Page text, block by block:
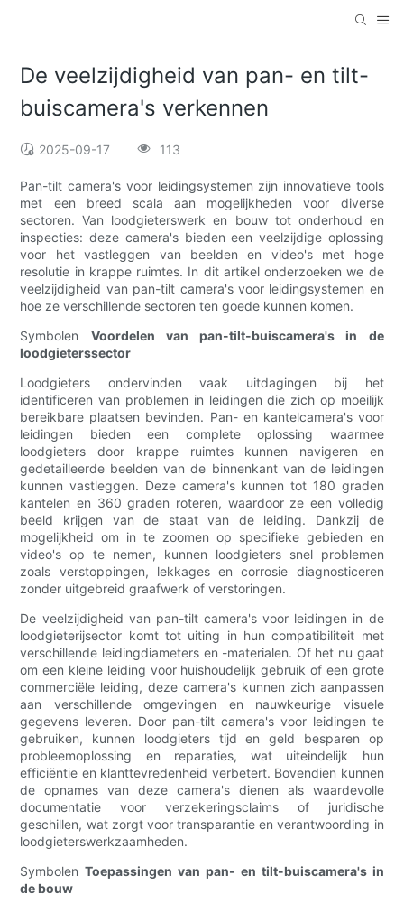
De veelzijdigheid van pan- en tilt-
buiscamera's verkennen
2025-09-17 113
Pan-tilt camera's voor leidingsystemen zijn innovatieve tools
met een breed scala aan mogelijkheden voor diverse
sectoren. Van loodgieterswerk en bouw tot onderhoud en
inspecties: deze camera's bieden een veelzijdige oplossing
voor het vastleggen van beelden en video's met hoge
resolutie in krappe ruimtes. In dit artikel onderzoeken we de
veelzijdigheid van pan-tilt camera's voor leidingsystemen en
hoe ze verschillende sectoren ten goede kunnen komen.
Symbolen Voordelen van pan-tilt-buiscamera's in de
loodgieterssector
Loodgieters ondervinden vaak uitdagingen bij het
identificeren van problemen in leidingen die zich op moeilijk
bereikbare plaatsen bevinden. Pan- en kantelcamera's voor
leidingen bieden een complete oplossing waarmee
loodgieters door krappe ruimtes kunnen navigeren en
gedetailleerde beelden van de binnenkant van de leidingen
kunnen vastleggen. Deze camera's kunnen tot 180 graden
kantelen en 360 graden roteren, waardoor ze een volledig
beeld krijgen van de staat van de leiding. Dankzij de
mogelijkheid om in te zoomen op specifieke gebieden en
video's op te nemen, kunnen loodgieters snel problemen
zoals verstoppingen, lekkages en corrosie diagnosticeren
zonder uitgebreid graafwerk of verstoringen.
De veelzijdigheid van pan-tilt camera's voor leidingen in de
loodgieterijsector komt tot uiting in hun compatibiliteit met
verschillende leidingdiameters en -materialen. Of het nu gaat
om een ​​kleine leiding voor huishoudelijk gebruik of een grote
commerciële leiding, deze camera's kunnen zich aanpassen
aan verschillende omgevingen en nauwkeurige visuele
gegevens leveren. Door pan-tilt camera's voor leidingen te
gebruiken, kunnen loodgieters tijd en geld besparen op
probleemoplossing en reparaties, wat uiteindelijk hun
efficiëntie en klanttevredenheid verbetert. Bovendien kunnen
de opnames van deze camera's dienen als waardevolle
documentatie voor verzekeringsclaims of juridische
geschillen, wat zorgt voor transparantie en verantwoording in
loodgieterswerkzaamheden.
SymbolenToepassingen van pan- en tilt-buiscamera's in
de bouw